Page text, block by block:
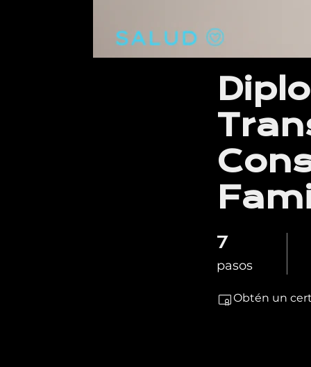
7
pasos
7 pasos
Obtén un